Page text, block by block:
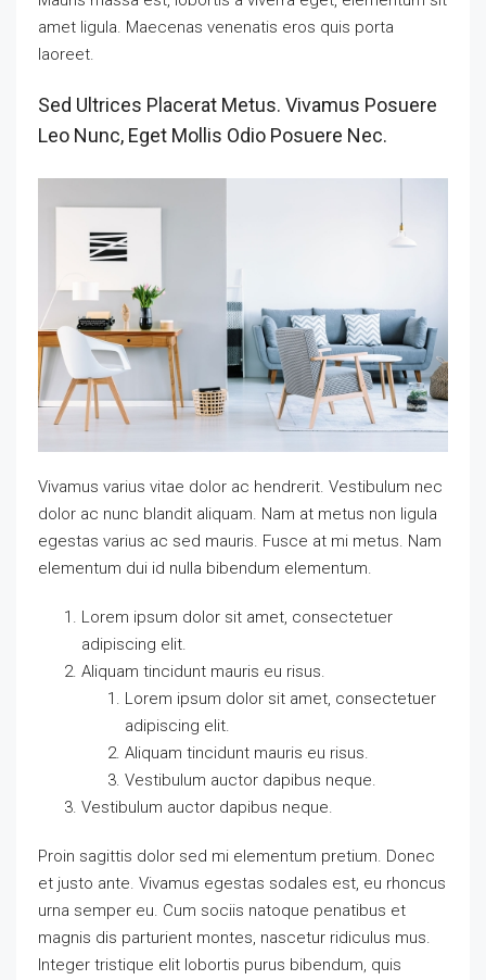
amet ligula. Maecenas venenatis eros quis porta
laoreet.
Sed Ultrices Placerat Metus. Vivamus Posuere
Leo Nunc, Eget Mollis Odio Posuere Nec.
Vivamus varius vitae dolor ac hendrerit. Vestibulum nec
dolor ac nunc blandit aliquam. Nam at metus non ligula
egestas varius ac sed mauris. Fusce at mi metus. Nam
elementum dui id nulla bibendum elementum.
Lorem ipsum dolor sit amet, consectetuer
adipiscing elit.
Aliquam tincidunt mauris eu risus.
Lorem ipsum dolor sit amet, consectetuer
adipiscing elit.
Aliquam tincidunt mauris eu risus.
Vestibulum auctor dapibus neque.
Vestibulum auctor dapibus neque.
Proin sagittis dolor sed mi elementum pretium. Donec
et justo ante. Vivamus egestas sodales est, eu rhoncus
urna semper eu. Cum sociis natoque penatibus et
magnis dis parturient montes, nascetur ridiculus mus.
Integer tristique elit lobortis purus bibendum, quis